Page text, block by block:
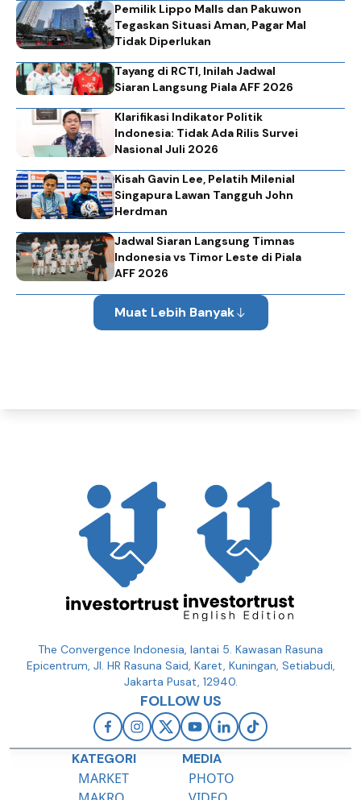
Pemilik Lippo Malls dan Pakuwon
Tegaskan Situasi Aman, Pagar Mal
Tidak Diperlukan
Tayang di RCTI, Inilah Jadwal
Siaran Langsung Piala AFF 2026
Klarifikasi Indikator Politik
Indonesia: Tidak Ada Rilis Survei
Nasional Juli 2026
Kisah Gavin Lee, Pelatih Milenial
Singapura Lawan Tangguh John
Herdman
Jadwal Siaran Langsung Timnas
Indonesia vs Timor Leste di Piala
AFF 2026
Muat Lebih Banyak
The Convergence Indonesia, lantai 5. Kawasan Rasuna
Epicentrum, Jl. HR Rasuna Said, Karet, Kuningan, Setiabudi,
Jakarta Pusat, 12940.
FOLLOW US
KATEGORI
MARKET
MEDIA
PHOTO